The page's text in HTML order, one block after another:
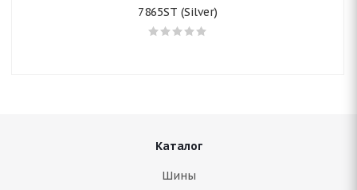
7865ST (Silver)
Каталог
Шины